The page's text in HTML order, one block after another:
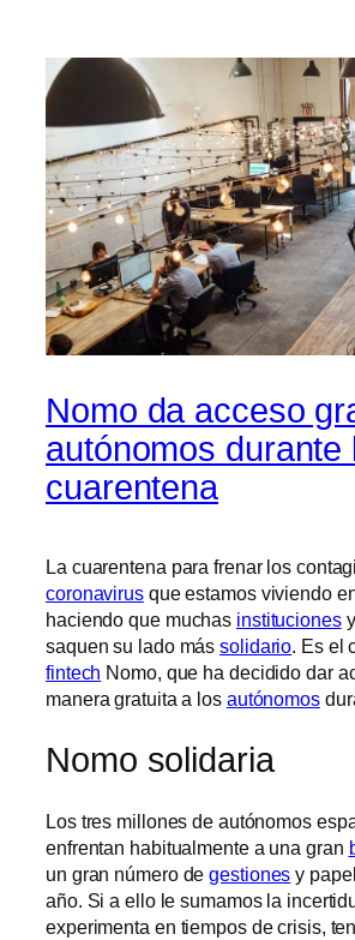
Nomo da acceso
autónomos durante
cuarentena
La cuarentena para frenar los
coronavirusque estamos viviendo
haciendo que muchas instituciones
saquen su lado mássolidario. Es el
fintech Nomo, que ha decidido dar
manera gratuita a los autónomos
Nomo solidaria
Los tres millones de autónomos
enfrentan habitualmente a una gran
un gran número degestiones y
año. Si a ello le sumamos la
experimenta en tiempos de crisis,